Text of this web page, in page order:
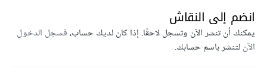
انضم إلى النقاش
يمكنك أن تنشر الآن وتسجل لاحقًا. إذا كان لديك حساب،فسجل الدخول
الآنلتنشر باسم حسابك.